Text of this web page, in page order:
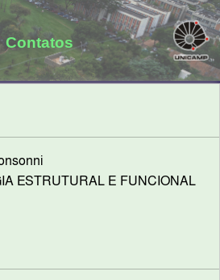
Contatos
ESTRUTURAL E FUNCIONAL